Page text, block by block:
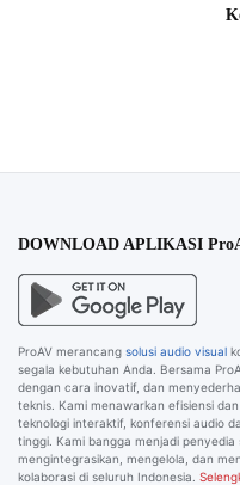
DOWNLOAD APLIKASI
ProAV merancang solusi audio visual
segala kebutuhan Anda. Bersama
dengan cara inovatif, dan
teknis. Kami menawarkan efisiensi
teknologi interaktif, konferensi audio
tinggi. Kami bangga menjadi penyedia
mengintegrasikan, mengelola, dan
kolaborasi di seluruh Indonesia.